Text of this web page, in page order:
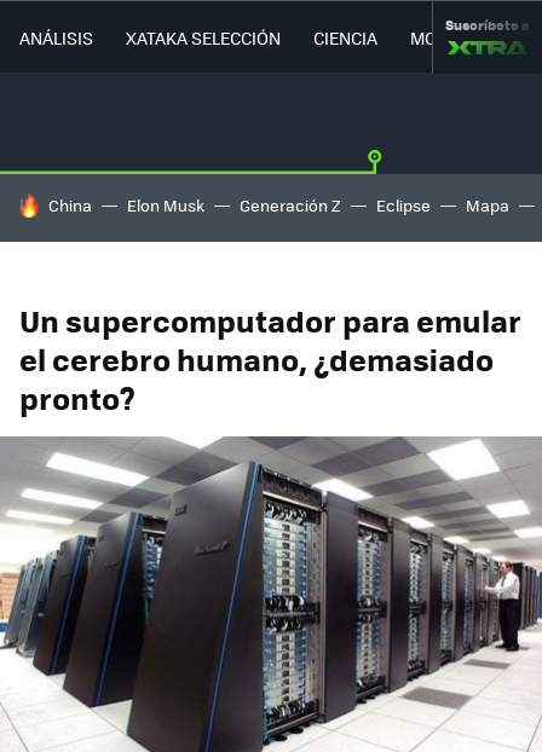
ANÁLISIS XATAKA SELECCIÓN CIENCIA MOVILIDAD
Suscríbete a
HOY SE HABLA DE
China Elon Musk Generación Z Eclipse Mapa
Un supercomputador para emular
el cerebro humano, ¿demasiado
pronto?